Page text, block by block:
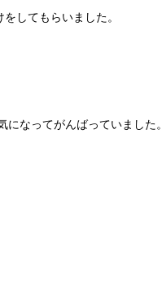
してもらいました。
なってがんばっていました。